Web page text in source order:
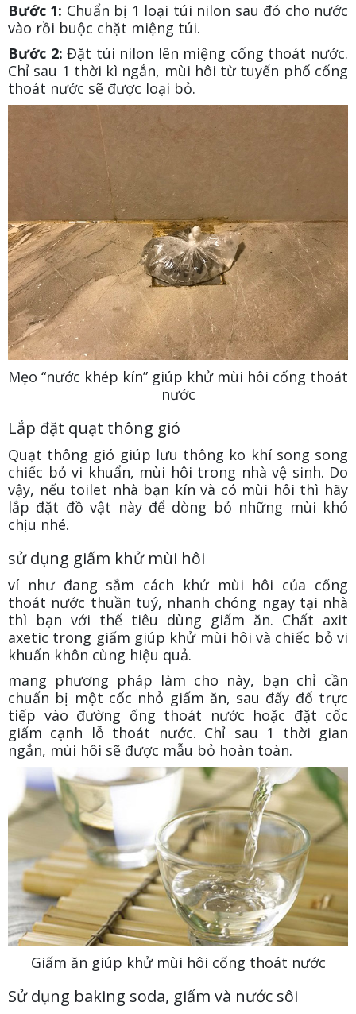
Bước 1: Chuẩn bị 1 loại túi nilon sau đó cho nước
vào rồi buộc chặt miệng túi.
Bước 2: Đặt túi nilon lên miệng cống thoát nước.
Chỉ sau 1 thời kì ngắn, mùi hôi từ tuyến phố cống
thoát nước sẽ được loại bỏ.
Mẹo “nước khép kín” giúp khử mùi hôi cống thoát
nước
Lắp đặt quạt thông gió
Quạt thông gió giúp lưu thông ko khí song song
chiếc bỏ vi khuẩn, mùi hôi trong nhà vệ sinh. Do
vậy, nếu toilet nhà bạn kín và có mùi hôi thì hãy
lắp đặt đồ vật này để dòng bỏ những mùi khó
chịu nhé.
sử dụng giấm khử mùi hôi
ví như đang sắm cách khử mùi hôi của cống
thoát nước thuần tuý, nhanh chóng ngay tại nhà
thì bạn với thể tiêu dùng giấm ăn. Chất axit
axetic trong giấm giúp khử mùi hôi và chiếc bỏ vi
khuẩn khôn cùng hiệu quả.
mang phương pháp làm cho này, bạn chỉ cần
chuẩn bị một cốc nhỏ giấm ăn, sau đấy đổ trực
tiếp vào đường ống thoát nước hoặc đặt cốc
giấm cạnh lỗ thoát nước. Chỉ sau 1 thời gian
ngắn, mùi hôi sẽ được mẫu bỏ hoàn toàn.
Giấm ăn giúp khử mùi hôi cống thoát nước
Sử dụng baking soda, giấm và nước sôi